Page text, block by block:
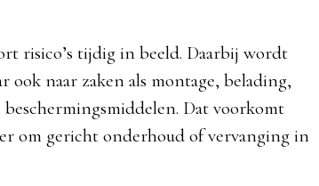
risico’s tijdig in beeld. Daarbij wordt
ook naar zaken als montage, belading,
Dat voorkomt
om gericht onderhoud of vervanging in